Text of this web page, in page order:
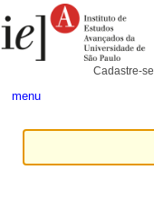
para
conteúdo.
Pessoais
Cadastre-se
menu